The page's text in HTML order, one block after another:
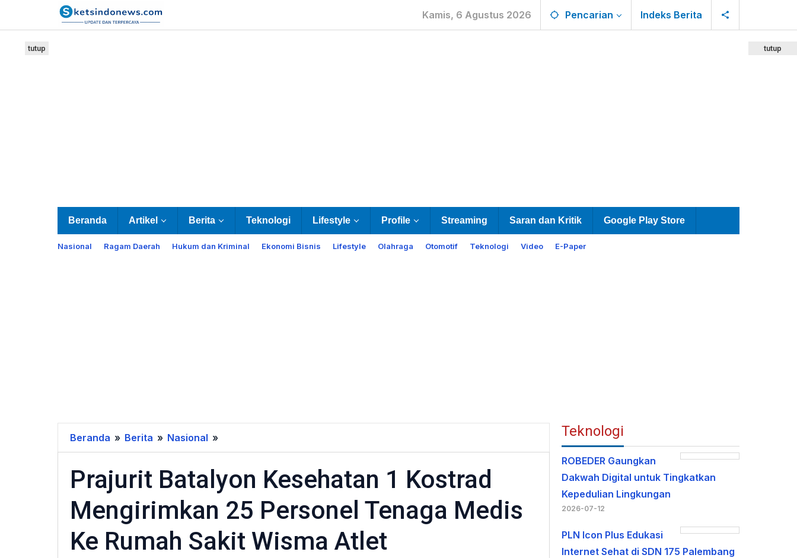
Kamis, 6 Agustus 2026 Pencarian Indeks Berita
Beranda Artikel Berita Teknologi Lifestyle Profile Streaming Saran dan Kritik Google Play Store
Nasional Ragam Daerah Hukum dan Kriminal Ekonomi Bisnis Lifestyle Olahraga Otomotif Teknologi Video E-Paper
tutup tutup
Beranda » Berita » Nasional »
Batalyon
Kesehatan
1
Kostrad
Mengirimkan
25
Prajurit Batalyon Kesehatan 1 Kostrad
Mengirimkan 25 Personel Tenaga Medis
Ke Rumah Sakit Wisma Atlet
Teknologi
ROBEDER Gaungkan
Dakwah Digital untuk Tingkatkan
Kepedulian Lingkungan
2026-07-12
PLN Icon Plus Edukasi
Internet Sehat di SDN 175 Palembang